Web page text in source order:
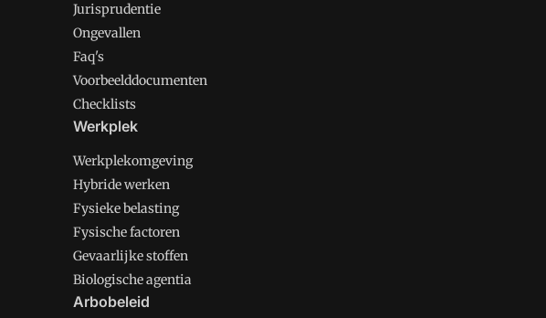
Jurisprudentie
Ongevallen
Faq's
Voorbeelddocumenten
Checklists
Werkplek
Werkplekomgeving
Hybride werken
Fysieke belasting
Fysische factoren
Gevaarlijke stoffen
Biologische agentia
Arbobeleid